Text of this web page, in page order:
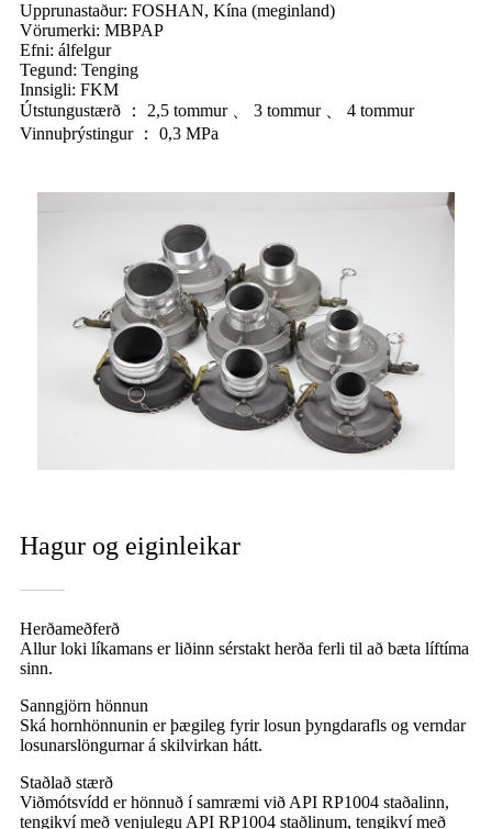
Upprunastaður: FOSHAN, Kína (meginland)
Vörumerki: MBPAP
Efni: álfelgur
Tegund: Tenging
Innsigli: FKM
Útstungustærð ： 2,5 tommur 、 3 tommur 、 4 tommur
Vinnuþrýstingur ： 0,3 MPa
Hagur og eiginleikar
Herðameðferð
Allur loki líkamans er liðinn sérstakt herða ferli til að bæta líftíma
sinn.
Sanngjörn hönnun
Ská hornhönnunin er þægileg fyrir losun þyngdarafls og verndar
losunarslöngurnar á skilvirkan hátt.
Staðlað stærð
Viðmótsvídd er hönnuð í samræmi við API RP1004 staðalinn,
tengikví með venjulegu API RP1004 staðlinum, tengikví með